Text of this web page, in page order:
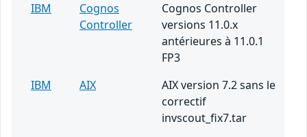
IBM
Cognos
Controller
Cognos Controller
versions 11.0.x
antérieures à 11.0.1
FP3
IBM
AIX
AIX version 7.2 sans le
correctif
invscout_fix7.tar